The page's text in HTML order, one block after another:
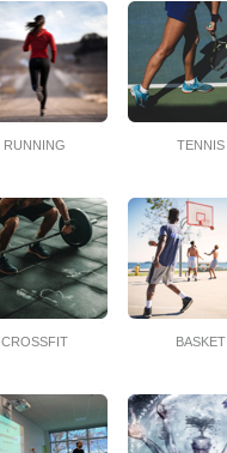
RUNNING TENNIS
CROSSFIT BASKET